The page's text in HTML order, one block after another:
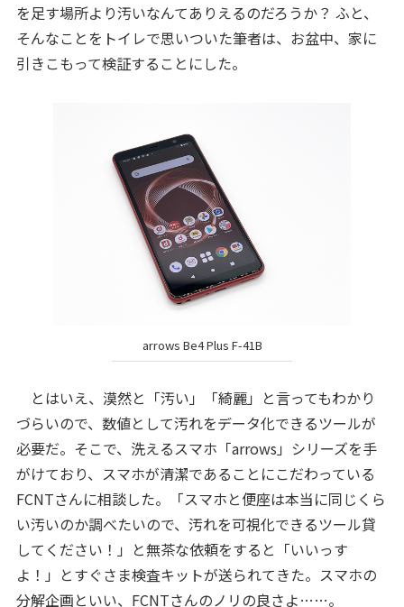
を足す場所より汚いなんてありえるのだろうか？ ふと、
そんなことをトイレで思いついた筆者は、お盆中、家に
引きこもって検証することにした。
arrows Be4 Plus F-41B
とはいえ、漠然と「汚い」「綺麗」と言ってもわかり
づらいので、数値として汚れをデータ化できるツールが
必要だ。そこで、洗えるスマホ「arrows」シリーズを手
がけており、スマホが清潔であることにこだわっている
FCNTさんに相談した。「スマホと便座は本当に同じくら
い汚いのか調べたいので、汚れを可視化できるツール貸
してください！」と無茶な依頼をすると「いいっす
よ！」とすぐさま検査キットが送られてきた。スマホの
分解企画といい、FCNTさんのノリの良さよ……。